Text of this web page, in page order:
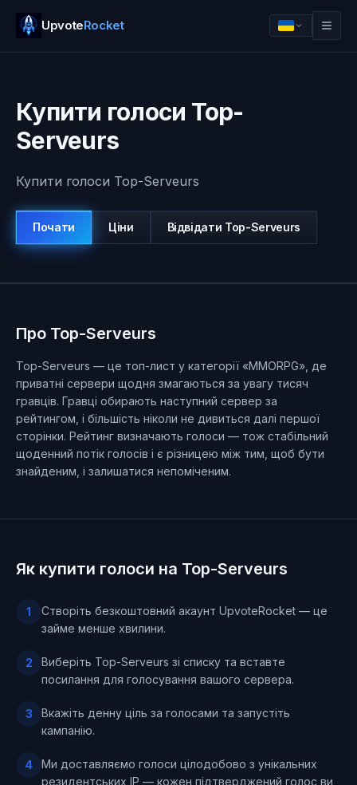
UpvoteRocket
Купити голоси Top-
Serveurs
Купити голоси Top-Serveurs
Почати Ціни Відвідати Top-Serveurs
Про Top-Serveurs
Top-Serveurs — це топ-лист у категорії «MMORPG», де
приватні сервери щодня змагаються за увагу тисяч
гравців. Гравці обирають наступний сервер за
рейтингом, і більшість ніколи не дивиться далі першої
сторінки. Рейтинг визначають голоси — тож стабільний
щоденний потік голосів і є різницею між тим, щоб бути
знайденим, і залишатися непоміченим.
Як купити голоси на Top-Serveurs
1
Створіть безкоштовний акаунт UpvoteRocket — це
займе менше хвилини.
2
Виберіть Top-Serveurs зі списку та вставте
посилання для голосування вашого сервера.
3
Вкажіть денну ціль за голосами та запустіть
кампанію.
4
Ми доставляємо голоси цілодобово з унікальних
резидентських IP — кожен підтверджений голос ви